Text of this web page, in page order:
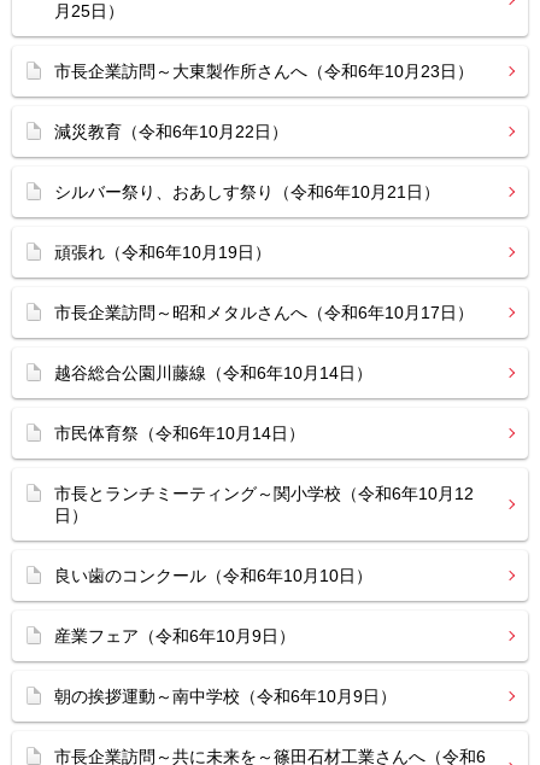
月25日）
市長企業訪問～大東製作所さんへ（令和6年10月23日）
減災教育（令和6年10月22日）
シルバー祭り、おあしす祭り（令和6年10月21日）
頑張れ（令和6年10月19日）
市長企業訪問～昭和メタルさんへ（令和6年10月17日）
越谷総合公園川藤線（令和6年10月14日）
市民体育祭（令和6年10月14日）
市長とランチミーティング～関小学校（令和6年10月12
日）
良い歯のコンクール（令和6年10月10日）
産業フェア（令和6年10月9日）
朝の挨拶運動～南中学校（令和6年10月9日）
市長企業訪問～共に未来を～篠田石材工業さんへ（令和6